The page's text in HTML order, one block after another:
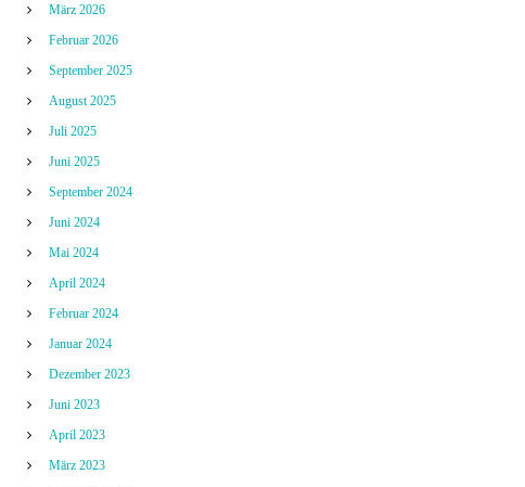
März 2026
Februar 2026
September 2025
August 2025
Juli 2025
Juni 2025
September 2024
Juni 2024
Mai 2024
April 2024
Februar 2024
Januar 2024
Dezember 2023
Juni 2023
April 2023
März 2023